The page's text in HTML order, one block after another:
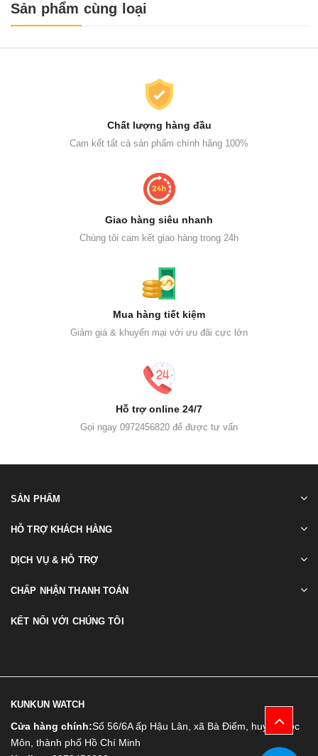
Sản phẩm cùng loại
Chất lượng hàng đầu
Cam kết tất cả sản phẩm chính hãng 100%
Giao hàng siêu nhanh
Chúng tôi cam kết giao hàng trong 24h
Mua hàng tiết kiệm
Giảm giá & khuyến mại với ưu đãi cực lớn
Hỗ trợ online 24/7
Gọi ngay 0972456820 để được tư vấn
SẢN PHẨM
HỖ TRỢ KHÁCH HÀNG
DỊCH VỤ & HỖ TRỢ
CHẤP NHẬN THANH TOÁN
KẾT NỐI VỚI CHÚNG TÔI
KUNKUN WATCH
Cửa hàng chính:Số 56/6A ấp Hậu Lân, xã Bà Điểm, huyện Hóc
Môn, thành phố Hồ Chí Minh